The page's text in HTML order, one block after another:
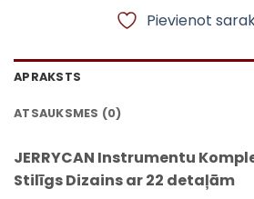
Pievienot
APRAKSTS
ATSAUKSMES (0)
JERRYCAN Instrumentu
Stilīgs Dizains ar 22 detaļām